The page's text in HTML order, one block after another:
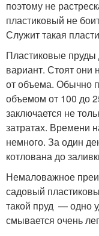
поэтому не
пластиковый не
Служит такая
Пластиковые
вариант. Стоят они
от объема. Обычно
объемом от 100 до
заключается не
затратах. Времени
немного. За один
котлована до
Немаловажное
садовый
такой пруд — одно
смывается очень